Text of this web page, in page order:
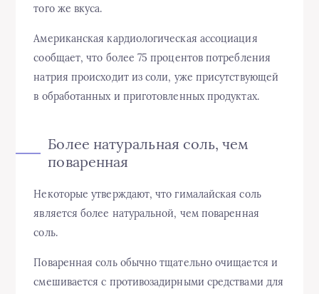
того же вкуса.
Американская кардиологическая ассоциация
сообщает, что более 75 процентов потребления
натрия происходит из соли, уже присутствующей
в обработанных и приготовленных продуктах.
Более натуральная соль, чем
поваренная
Некоторые утверждают, что гималайская соль
является более натуральной, чем поваренная
соль.
Поваренная соль обычно тщательно очищается и
смешивается с противозадирными средствами для